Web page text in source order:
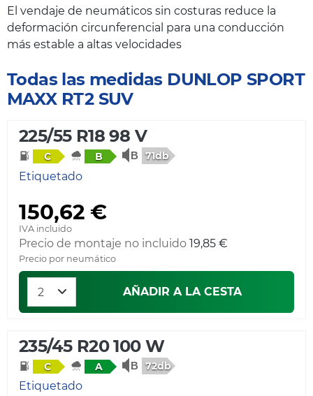
El vendaje de neumáticos sin costuras reduce la
deformación circunferencial para una conducción
más estable a altas velocidades
Todas las medidas DUNLOP SPORT
MAXX RT2 SUV
225/55 R18 98 V
C B 71db
Etiquetado
150,62 €
IVA incluido
Precio de montaje no incluido 19,85 €
Precio por neumático
AÑADIR A LA CESTA
235/45 R20 100 W
C A 72db
Etiquetado